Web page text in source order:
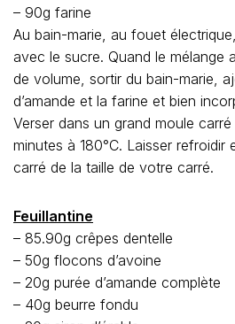
– 90g farine
Au bain-marie, au fouet
avec le sucre. Quand le mélange
de volume, sortir du bain-marie,
d’amande et la farine et bien
Verser dans un grand moule
minutes à 180°C. Laisser refroidir
carré de la taille de votre carré.
Feuillantine
– 85.90g crêpes dentelle
– 50g flocons d’avoine
– 20g purée d’amande complète
– 40g beurre fondu